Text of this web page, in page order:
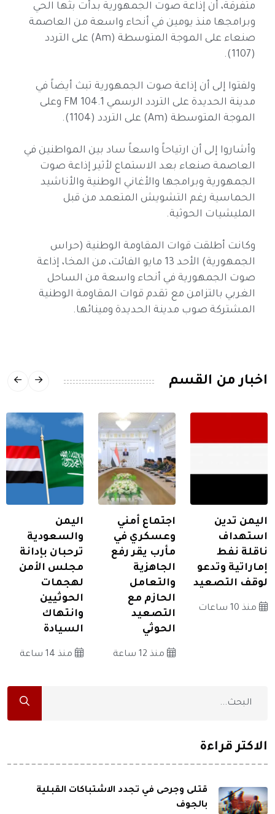
متفرقة، أن إذاعة صوت الجمهورية بدأت بثها الحي
وبرامجها منذ يومين في أنحاء واسعة من العاصمة
صنعاء على الموجة المتوسطة (Am) على التردد
(1107).
ولفتوا إلى أن إذاعة صوت الجمهورية تبث أيضاً في
مدينة الحديدة على التردد الرسمي FM 104.1 وعلى
الموجة المتوسطة (Am) على التردد (1104).
وأشاروا إلى أن ارتياحاً واسعاً ساد بين المواطنين في
العاصمة صنعاء بعد الاستماع لأثير إذاعة صوت
الجمهورية وبرامجها والأغاني الوطنية والأناشيد
الحماسية رغم التشويش المتعمد من قبل
المليشيات الحوثية.
وكانت أطلقت قوات المقاومة الوطنية (حراس
الجمهورية) الأحد 13 مايو الفائت، من المخا، إذاعة
صوت الجمهورية في أنحاء واسعة من الساحل
الغربي بالتزامن مع تقدم قوات المقاومة الوطنية
المشتركة صوب مدينة الحديدة ومينائها.
اخبار من القسم
اليمن تدين
استهداف
ناقلة نفط
إماراتية وتدعو
لوقف التصعيد
منذ 10 ساعات
اجتماع أمني
وعسكري في
مأرب يقر رفع
الجاهزية
والتعامل
الحازم مع
التصعيد
الحوثي
منذ 12 ساعة
اليمن
والسعودية
ترحبان بإدانة
مجلس الأمن
لهجمات
الحوثيين
وانتهاك
السيادة
منذ 14 ساعة
الاكثر قراءة
قتلى وجرحى في تجدد الاشتباكات القبلية
بالجوف